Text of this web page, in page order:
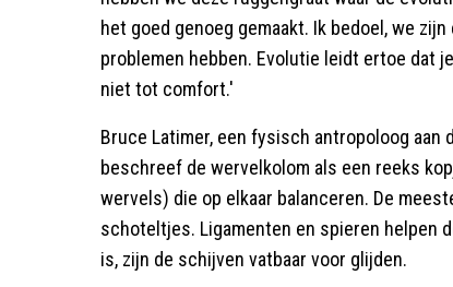
het goed genoeg gemaakt. Ik bedoel, we
problemen hebben. Evolutie leidt ertoe dat je
niet tot comfort.'
Bruce Latimer, een fysisch antropoloog aan
beschreef de wervelkolom als een reeks
wervels) die op elkaar balanceren. De
schoteltjes. Ligamenten en spieren helpen
is, zijn de schijven vatbaar voor glijden.